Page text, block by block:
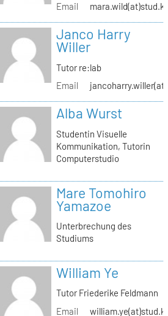
Email
Janco Harry
Willer
Tutor re:lab
Email
Alba Wurst
Studentin Visuelle
Kommunikation, Tutorin
Computerstudio
Mare Tomohiro
Yamazoe
Unterbrechung des
Studiums
William Ye
Tutor Friederike Feldmann
Email